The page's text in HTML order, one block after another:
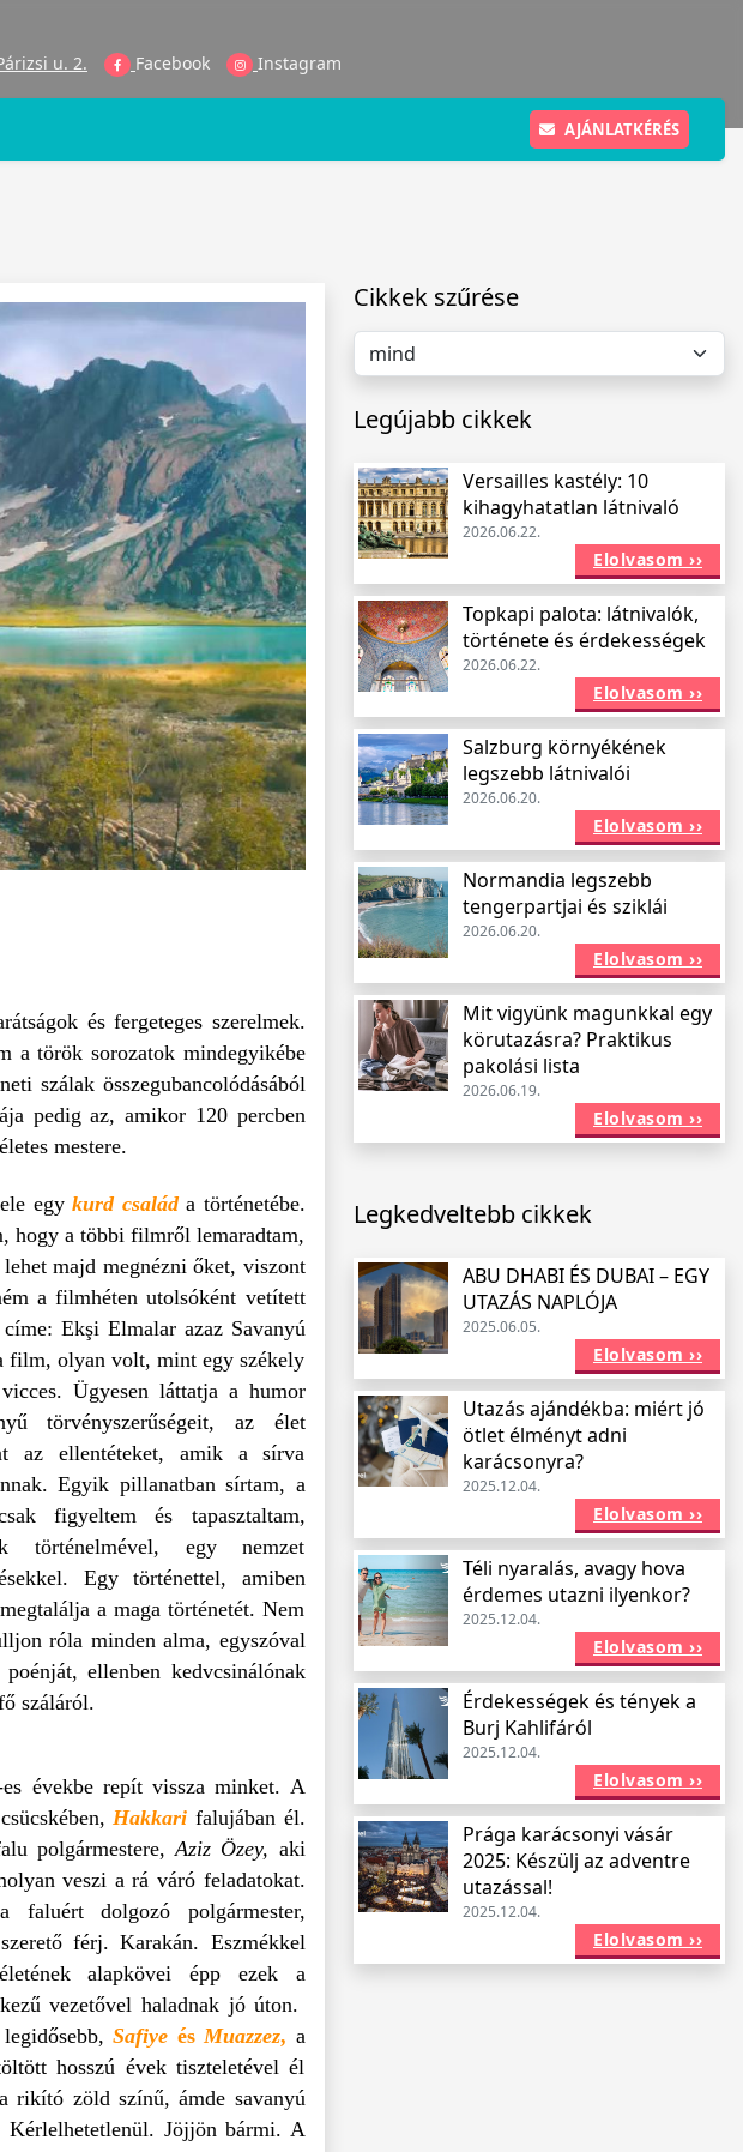
u. 2. Facebook Instagram
AJÁNLATKÉRÉS
és fergeteges szerelmek.
a török sorozatok mindegyikébe
szálak összegubancolódásából
pedig az, amikor 120 percben
mestere.
egy kurd család a történetébe.
hogy a többi filmről lemaradtam,
majd megnézni őket, viszont
a filmhéten utolsóként vetített
Ekşi Elmalar azaz Savanyú
film, olyan volt, mint egy székely
Ügyesen láttatja a humor
törvényszerűségeit, az élet
az ellentéteket, amik a sírva
Egyik pillanatban sírtam, a
figyeltem és tapasztaltam,
történelmével, egy nemzet
Egy történettel, amiben
a maga történetét. Nem
róla minden alma, egyszóval
ellenben kedvcsinálónak
száláról.
évekbe repít vissza minket. A
Hakkari falujában él.
polgármestere,Aziz Özey, aki
veszi a rá váró feladatokat.
dolgozó polgármester,
férj. Karakán. Eszmékkel
alapkövei épp ezek a
vezetővel haladnak jó úton.
Safiye és Muazzez, a
hosszú évek tiszteletével él
rikító zöld színű, ámde savanyú
Kérlelhetetlenül. Jöjjön bármi. A
Cikkek szűrése
Legújabb cikkek
Versailles kastély: 10
kihagyhatatlan látnivaló
2026.06.22.
Elolvasom ››
Topkapi palota: látnivalók,
története és érdekességek
2026.06.22.
Elolvasom ››
Salzburg környékének
legszebb látnivalói
2026.06.20.
Elolvasom ››
Normandia legszebb
tengerpartjai és sziklái
2026.06.20.
Elolvasom ››
Mit vigyünk magunkkal egy
körutazásra? Praktikus
pakolási lista
2026.06.19.
Elolvasom ››
Legkedveltebb cikkek
ABU DHABI ÉS DUBAI – EGY
UTAZÁS NAPLÓJA
2025.06.05.
Elolvasom ››
Utazás ajándékba: miért jó
ötlet élményt adni
karácsonyra?
2025.12.04.
Elolvasom ››
Téli nyaralás, avagy hova
érdemes utazni ilyenkor?
2025.12.04.
Elolvasom ››
Érdekességek és tények a
Burj Kahlifáról
2025.12.04.
Elolvasom ››
Prága karácsonyi vásár
2025: Készülj az adventre
utazással!
2025.12.04.
Elolvasom ››